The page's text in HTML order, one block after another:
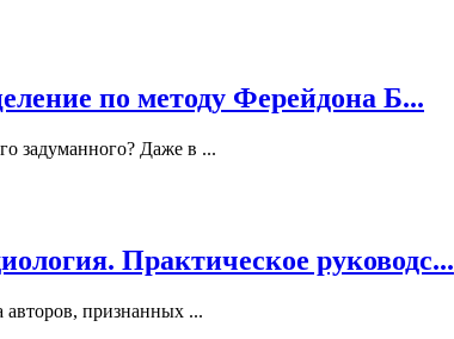
по методу Ферейдона Б...
задуманного? Даже в ...
Практическое руководс...
авторов, признанных ...